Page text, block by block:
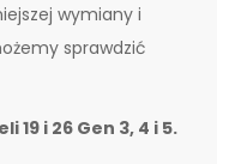
wymiany i
sprawdzić
19 i 26 Gen 3, 4 i 5.